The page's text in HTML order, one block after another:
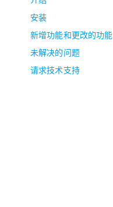
安装
新增功能和更改的功能
未解决的问题
请求技术支持